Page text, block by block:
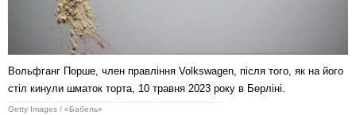
Вольфганг Порше, член правління Volkswagen, після того, як на його
стіл кинули шматок торта, 10 травня 2023 року в Берліні.
Getty Images / «Бабель»